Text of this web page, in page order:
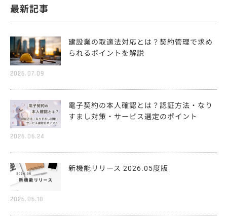
最新記事
2026.07.09
建設業の取適法対応とは？契約管理で求め
られるポイントを解説
2026.06.24
電子契約の本人確認とは？認証方法・なり
すまし対策・サービス選定のポイント
2026.06.18
新機能リリース 2026.05度版